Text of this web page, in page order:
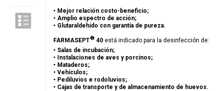
• Mejor relación costo-beneficio;
• Amplio espectro de acción;
• Glutaraldehído con garantía de pureza.
FARMASEPT® 40 está indicado para la desinfección de:
• Salas de incubación;
• Instalaciones de aves y porcinos;
• Mataderos;
• Vehículos;
• Pediluvios e rodoluvios;
• Cajas de transporte y de almacenamiento de huevos.